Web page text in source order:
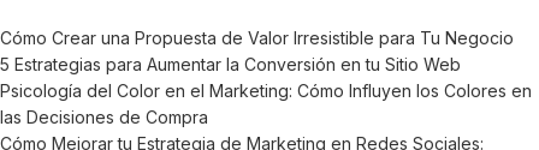
Cómo Crear una Propuesta de Valor Irresistible para Tu Negocio
5 Estrategias para Aumentar la Conversión en tu Sitio Web
Psicología del Color en el Marketing: Cómo Influyen los Colores en
las Decisiones de Compra
Cómo Mejorar tu Estrategia de Marketing en Redes Sociales: